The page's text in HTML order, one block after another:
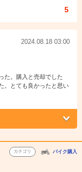
5
2024.08.18 03:00
た。購入と売却でした
。とても良かったと思い
カテゴリ バイク購入